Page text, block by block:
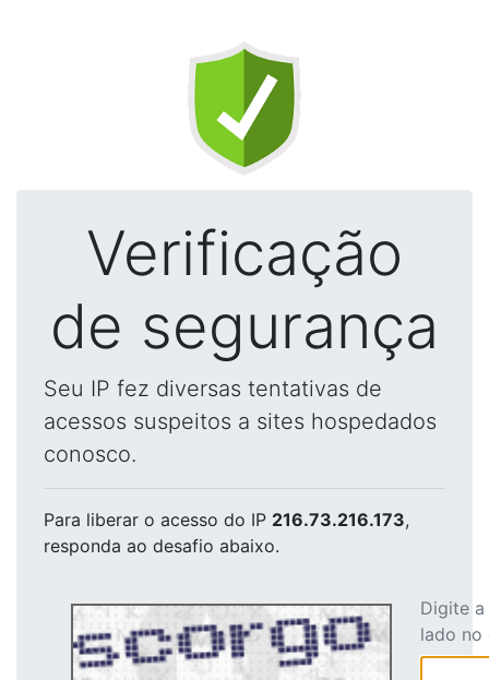
Verificação
de segurança
Seu IP fez diversas tentativas de
acessos suspeitos a sites hospedados
conosco.
Para liberar o acesso do IP 216.73.216.173,
responda ao desafio abaixo.
Digite
lado no